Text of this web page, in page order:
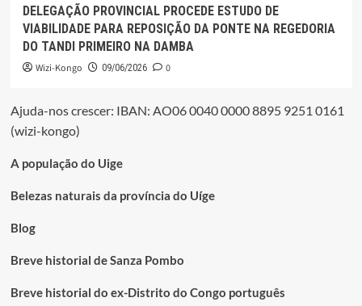
DELEGAÇÃO PROVINCIAL PROCEDE ESTUDO DE
VIABILIDADE PARA REPOSIÇÃO DA PONTE NA REGEDORIA
DO TANDI PRIMEIRO NA DAMBA
Wizi-Kongo 09/06/2026 0
Ajuda-nos crescer: IBAN: AO06 0040 0000 8895 9251 0161
(wizi-kongo)
A população do Uige
Belezas naturais da província do Uíge
Blog
Breve historial de Sanza Pombo
Breve historial do ex-Distrito do Congo português